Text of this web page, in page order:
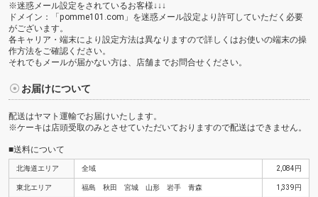
※迷惑メール設定をされているお客様↓↓↓
ドメイン：「pomme101.com」を迷惑メール設定より許可していただく必要
がございます。
各キャリア・端末により設定方法は異なりますので詳しくはお使いの端末の操
作方法をご確認ください。
それでもメールが届かない方は、店舗までお問合せください。
お届けについて
配送はヤマト運輸でお届けいたします。
※ケーキは店頭受取のみとさせていただいておりますので配送はできません。
■送料について
北海道エリア 全域 2,084円
東北エリア 福島 秋田 宮城 山形 岩手 青森 1,339円